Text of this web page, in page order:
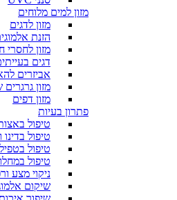
מזון למים מלוחים
מזון לדגים
הזנת
מזון לחסרי
דגים
אביזרים
מזון
מזון דפים
פתרון בעיות
טיפול
טיפול בדינו
טיפול
טיפול
ניקוי מצע
שיקום